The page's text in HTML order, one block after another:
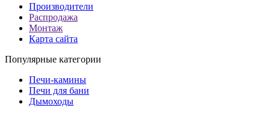
Производители
Распродажа
Монтаж
Карта сайта
Популярные категории
Печи-камины
Печи для бани
Дымоходы